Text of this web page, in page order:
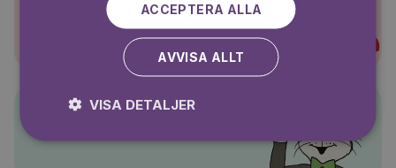
Super-Charlie
ACCEPTERA ALLA
AVVISA ALLT
VISA DETALJER